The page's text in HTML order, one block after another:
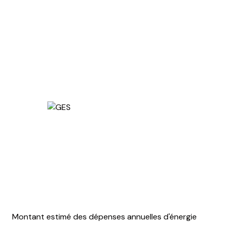
Montant estimé des dépenses annuelles d'énergie